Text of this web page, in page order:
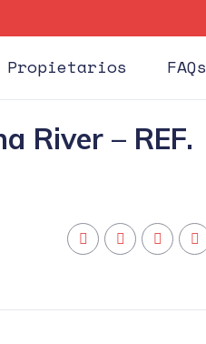
Propietarios FAQs
River – REF.